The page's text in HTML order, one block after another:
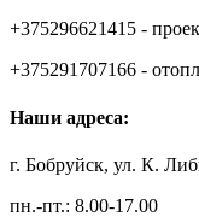
+375296621415 -
+375291707166 -
Наши адреса:
г. Бобруйск, ул. К.
пн.-пт.: 8.00-17.00